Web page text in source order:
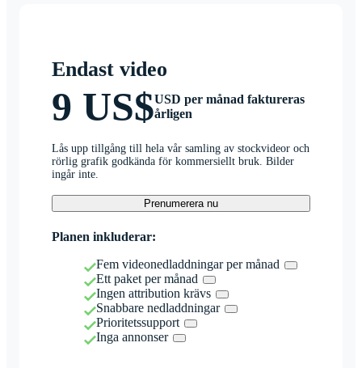
Endast video
9 US$USD per månad faktureras
årligen
Lås upp tillgång till hela vår samling av stockvideor och
rörlig grafik godkända för kommersiellt bruk. Bilder
ingår inte.
Prenumerera nu
Planen inkluderar:
Fem videonedladdningar per månad
Ett paket per månad
Ingen attribution krävs
Snabbare nedladdningar
Prioritetssupport
Inga annonser